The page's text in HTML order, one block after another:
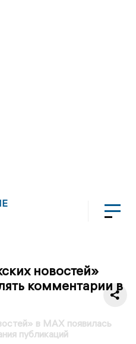
новостей»
комментарии в
в MAX появилась
публикаций